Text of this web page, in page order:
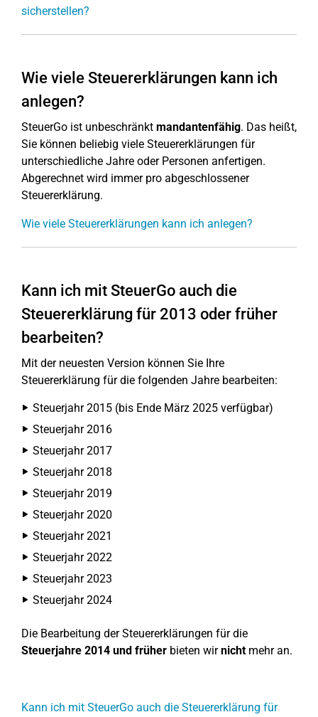
sicherstellen?
Wie viele Steuererklärungen kann ich
anlegen?
SteuerGo ist unbeschränkt mandantenfähig. Das heißt,
Sie können beliebig viele Steuererklärungen für
unterschiedliche Jahre oder Personen anfertigen.
Abgerechnet wird immer pro abgeschlossener
Steuererklärung.
Wie viele Steuererklärungen kann ich anlegen?
Kann ich mit SteuerGo auch die
Steuererklärung für 2013 oder früher
bearbeiten?
Mit der neuesten Version können Sie Ihre
Steuererklärung für die folgenden Jahre bearbeiten:
Steuerjahr 2015 (bis Ende März 2025 verfügbar)
Steuerjahr 2016
Steuerjahr 2017
Steuerjahr 2018
Steuerjahr 2019
Steuerjahr 2020
Steuerjahr 2021
Steuerjahr 2022
Steuerjahr 2023
Steuerjahr 2024
Die Bearbeitung der Steuererklärungen für die
Steuerjahre 2014 und früher bieten wirnichtmehr an.
Kann ich mit SteuerGo auch die Steuererklärung für